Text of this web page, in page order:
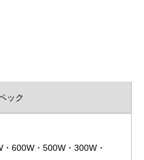
ック
600W・500W・300W・